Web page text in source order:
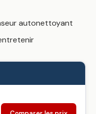
autonettoyant